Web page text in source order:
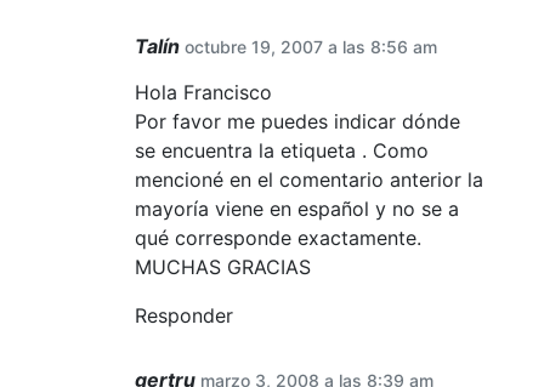
Talín octubre 19, 2007 a las 8:56 am
Hola Francisco
Por favor me puedes indicar dónde
se encuentra la etiqueta . Como
mencioné en el comentario anterior la
mayoría viene en español y no se a
qué corresponde exactamente.
MUCHAS GRACIAS
Responder
gertru marzo 3, 2008 a las 8:39 am